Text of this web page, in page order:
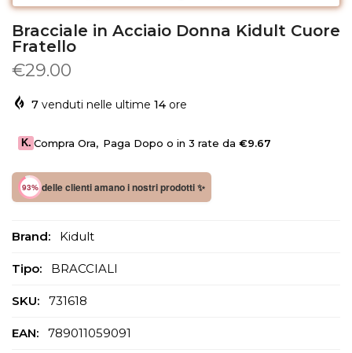
Bracciale in Acciaio Donna Kidult Cuore
Fratello
€29.00
7 venduti nelle ultime 14 ore
K. Compra Ora, Paga Dopo o in 3 rate da €9.67
93% delle clienti amano i nostri prodotti ✨
Brand: Kidult
Tipo: BRACCIALI
SKU: 731618
EAN: 789011059091